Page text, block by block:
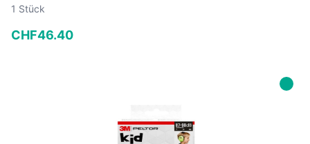
1 Stück
CHF46.40